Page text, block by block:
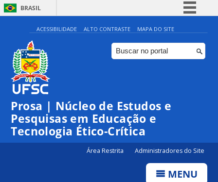
BRASIL
Simplifique!
Comunica BR
Participe
Canais
ACESSIBILIDADE ALTO CONTRASTE MAPA DO SITE
Prosa | Núcleo de Estudos e
Pesquisas em Educação e
Tecnologia Ético-Crítica
Área Restrita Administradores do Site
MENU